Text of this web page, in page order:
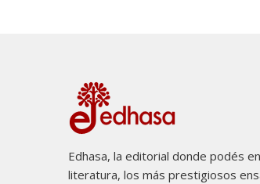
Edhasa, la editorial donde podés
literatura, los más prestigiosos